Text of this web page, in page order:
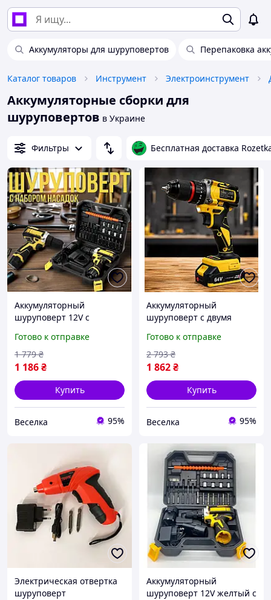
Аккумуляторы для шуруповертов Перепаковка
Каталог товаров Инструмент Электроинструмент
Аккумуляторные сборки для
шуруповертов в Украине
Фильтры Бесплатная доставка
Аккумуляторный
шуруповерт 12V с
для сборки мебели и
ремонта FLAME
Готово к отправке
1 186₴
1 779 ₴
Купить
Веселка 95%
Аккумуляторный
шуруповерт с двумя
насадок для ремонта и
сборки мебели FLAME
Готово к отправке
1 862₴
2 793 ₴
Купить
Веселка 95%
Электрическая отвертка
шуруповерт
Аккумуляторный
шуруповерт 12V желтый с